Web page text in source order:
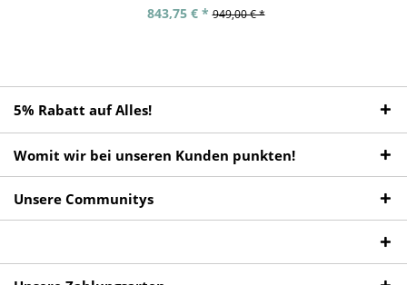
843,75 € * 949,00 € *
5% Rabatt auf Alles!
Womit wir bei unseren Kunden punkten!
Unsere Communitys